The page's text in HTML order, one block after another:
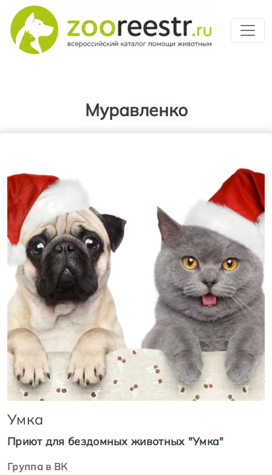
Муравленко
Умка
Приют для бездомных животных "Умка"
Группа в ВК